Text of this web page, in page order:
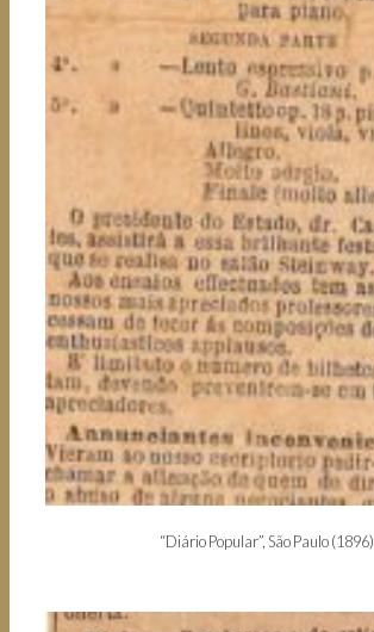
“Diário Popular”, São Paulo (1896)